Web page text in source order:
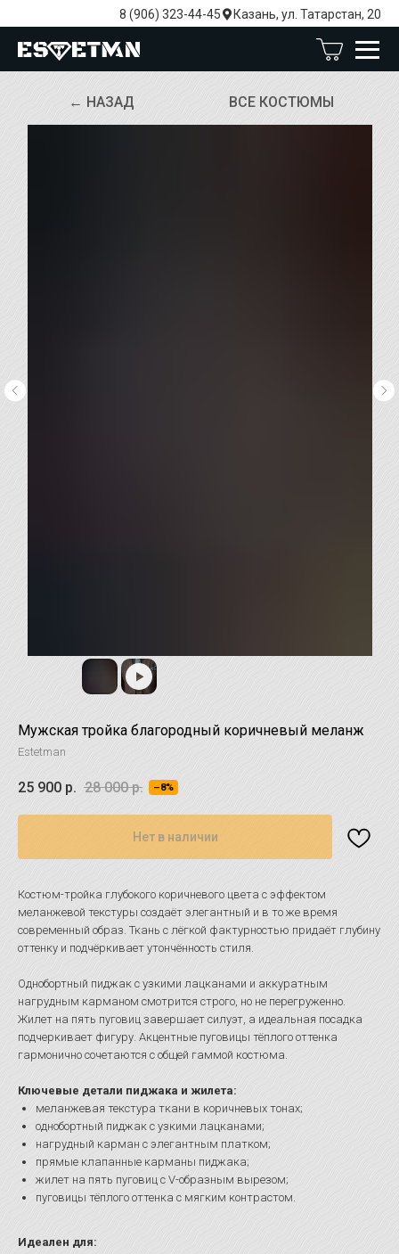
8 (906) 323-44-45 Казань, ул. Татарстан, 20
ВСЕ КОСТЮМЫ
← НАЗАД
Мужская тройка благородный коричневый меланж
Estetman
25 900 р. 28 000 р. –8%
Нет в наличии
Костюм-тройка глубокого коричневого цвета с эффектом
меланжевой текстуры создаёт элегантный и в то же время
современный образ. Ткань с лёгкой фактурностью придаёт глубину
оттенку и подчёркивает утончённость стиля.
Однобортный пиджак с узкими лацканами и аккуратным
нагрудным карманом смотрится строго, но не перегруженно.
Жилет на пять пуговиц завершает силуэт, а идеальная посадка
подчеркивает фигуру. Акцентные пуговицы тёплого оттенка
гармонично сочетаются с общей гаммой костюма.
Ключевые детали пиджака и жилета:
меланжевая текстура ткани в коричневых тонах;
однобортный пиджак с узкими лацканами;
нагрудный карман с элегантным платком;
прямые клапанные карманы пиджака;
жилет на пять пуговиц с V-образным вырезом;
пуговицы тёплого оттенка с мягким контрастом.
Идеален для: